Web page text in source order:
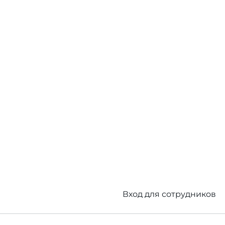
Вход для сотрудников